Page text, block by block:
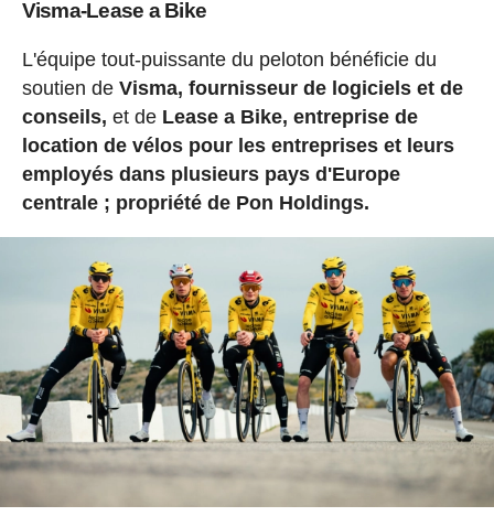
Visma-Lease a Bike
L'équipe tout-puissante du peloton bénéficie du
soutien de Visma, fournisseur de logiciels et de
conseils, et de Lease a Bike, entreprise de
location de vélos pour les entreprises et leurs
employés dans plusieurs pays d'Europe
centrale ; propriété de Pon Holdings.